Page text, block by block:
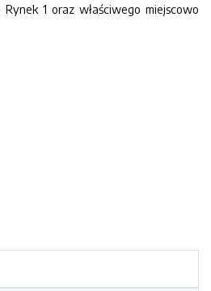
1 oraz właściwego miejscowo